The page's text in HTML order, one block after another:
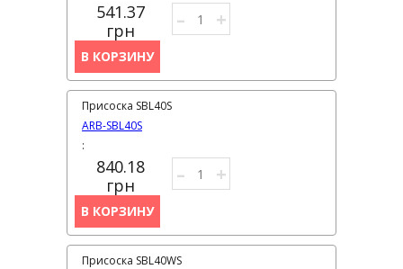
541.37
грн
– +
В КОРЗИНУ
ARB-SBL40S
Присоска SBL40S
840.18
грн
:
– +
В КОРЗИНУ
Присоска SBL40WS